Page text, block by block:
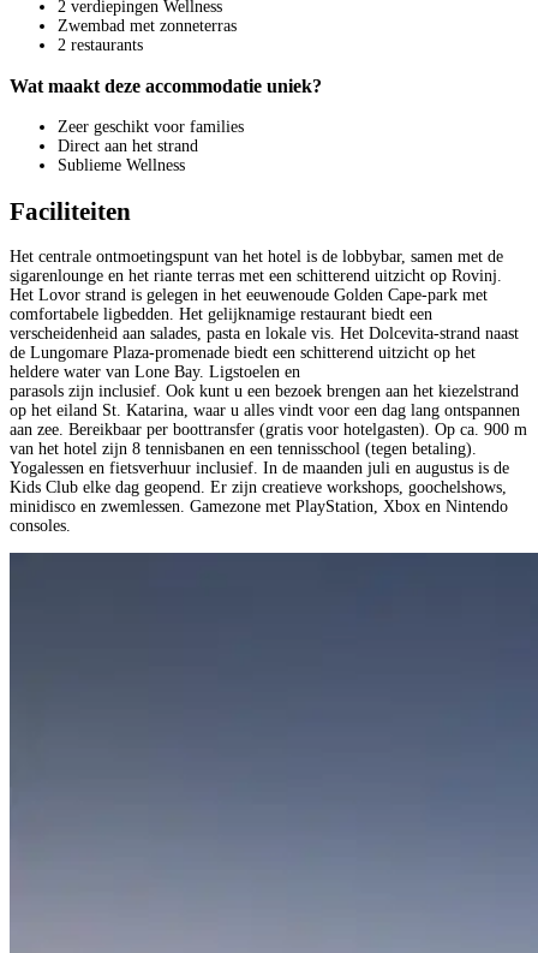
2 verdiepingen Wellness
Zwembad met zonneterras
2 restaurants
Wat maakt deze accommodatie uniek?
Zeer geschikt voor families
Direct aan het strand
Sublieme Wellness
Faciliteiten
Het centrale ontmoetingspunt van het hotel is de lobbybar, samen met de
sigarenlounge en het riante terras met een schitterend uitzicht op Rovinj.
Het Lovor strand is gelegen in het eeuwenoude Golden Cape-park met
comfortabele ligbedden. Het gelijknamige restaurant biedt een
verscheidenheid aan salades, pasta en lokale vis. Het Dolcevita-strand naast
de Lungomare Plaza-promenade biedt een schitterend uitzicht op het
heldere water van Lone Bay. Ligstoelen en
parasols zijn inclusief. Ook kunt u een bezoek brengen aan het kiezelstrand
op het eiland St. Katarina, waar u alles vindt voor een dag lang ontspannen
aan zee. Bereikbaar per boottransfer (gratis voor hotelgasten). Op ca. 900 m
van het hotel zijn 8 tennisbanen en een tennisschool (tegen betaling).
Yogalessen en fietsverhuur inclusief. In de maanden juli en augustus is de
Kids Club elke dag geopend. Er zijn creatieve workshops, goochelshows,
minidisco en zwemlessen. Gamezone met PlayStation, Xbox en Nintendo
consoles.